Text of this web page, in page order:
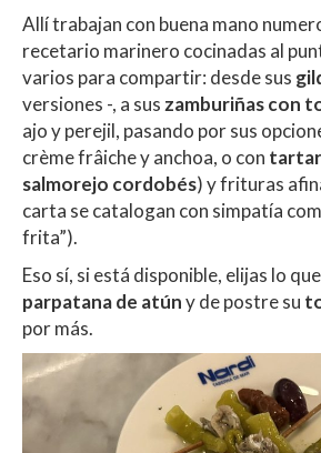
Allí trabajan con buena mano
recetario marinero cocinadas al
varios para compartir: desde sus
versiones -, a suszamburiñas con
ajo y perejil, pasando por sus
crème frâiche y anchoa, o con
salmorejo cordobés) y frituras
carta se catalogan con simpatía
frita”).
Eso sí, si está disponible, elijas lo
parpatana de atúny de postre su
por más.